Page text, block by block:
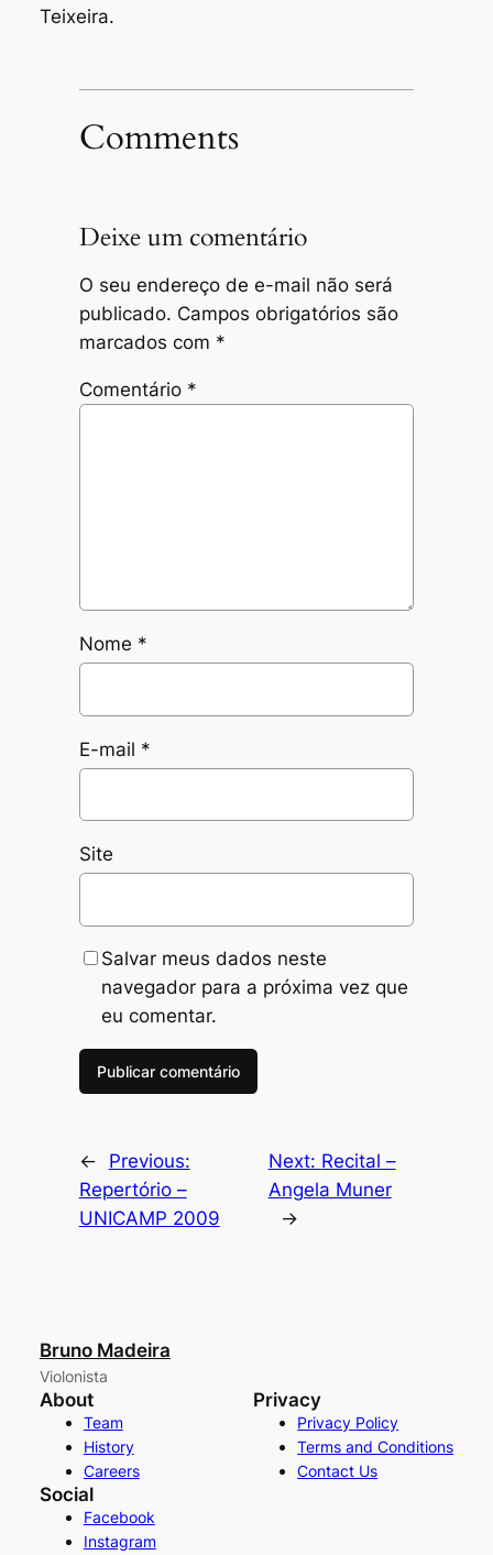
Teixeira.
Comments
Deixe um comentário
O seu endereço de e-mail não será
publicado. Campos obrigatórios são
marcados com *
Comentário *
Nome *
E-mail *
Site
Salvar meus dados neste
navegador para a próxima vez que
eu comentar.
←
Previous:
Repertório –
UNICAMP 2009
Next: Recital –
Angela Muner
→
Bruno Madeira
Violonista
About
Team
History
Careers
Privacy
Privacy Policy
Terms and Conditions
Contact Us
Social
Facebook
Instagram